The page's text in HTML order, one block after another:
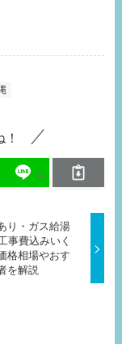
り・ガス給湯
事費込みいく
格相場やおす
を解説